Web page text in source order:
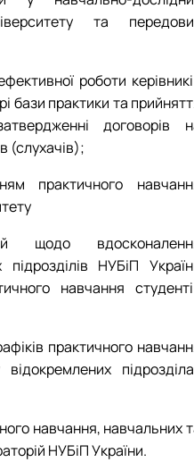
та
роботи
бази практики та
договорів
(слухачів);
практичного
щодо
підрозділів НУБіП
навчання
практичного
навчання, навчальних
НУБіП України.